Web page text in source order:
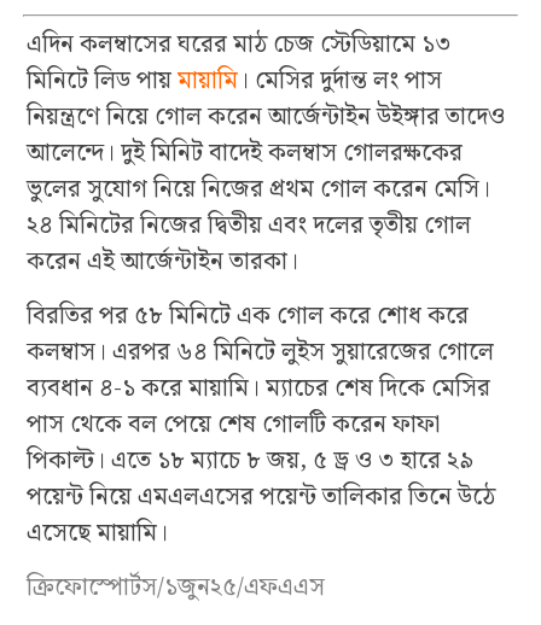
এদিন কলম্বাসের ঘরের মাঠ চেজ স্টেডিয়ামে ১৩
মিনিটে লিড পায়মায়ামি। মেসির দুর্দান্ত লং পাস
নিয়ন্ত্রণে নিয়ে গোল করেন আর্জেন্টাইন উইঙ্গার তাদেও
আলেন্দে। দুই মিনিট বাদেই কলম্বাস গোলরক্ষকের
ভুলের সুযোগ নিয়ে নিজের প্রথম গোল করেন মেসি।
২৪ মিনিটের নিজের দ্বিতীয় এবং দলের তৃতীয় গোল
করেন এই আর্জেন্টাইন তারকা।
বিরতির পর ৫৮ মিনিটে এক গোল করে শোধ করে
কলম্বাস। এরপর ৬৪ মিনিটে লুইস সুয়ারেজের গোলে
ব্যবধান ৪-১ করে মায়ামি। ম্যাচের শেষ দিকে মেসির
পাস থেকে বল পেয়ে শেষ গোলটি করেন ফাফা
পিকাল্ট। এতে ১৮ ম্যাচে ৮ জয়, ৫ ড্র ও ৩ হারে ২৯
পয়েন্ট নিয়ে এমএলএসের পয়েন্ট তালিকার তিনে উঠে
এসেছে মায়ামি।
ক্রিফোস্পোর্টস/১জুন২৫/এফএএস